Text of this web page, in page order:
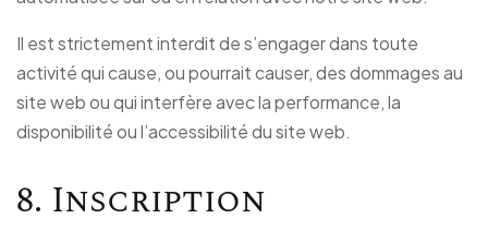
Il est strictement interdit de s’engager dans toute
activité qui cause, ou pourrait causer, des dommages au
site web ou qui interfère avec la performance, la
disponibilité ou l’accessibilité du site web.
8. Inscription